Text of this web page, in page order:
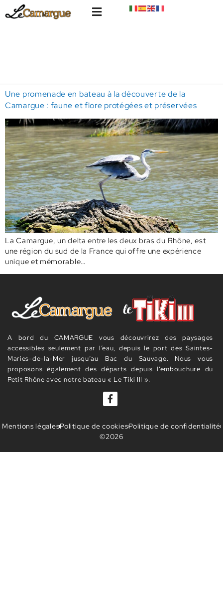
Une promenade en bateau à la découverte de la
Camargue : faune et flore protégées et préservées
La Camargue, un delta entre les deux bras du Rhône, est
une région du sud de la France qui offre une expérience
unique et mémorable…
A bord du CAMARGUE vous découvrirez des paysages
accessibles seulement par l’eau, depuis le port des Saintes-
Maries-de-la-Mer jusqu’au Bac du Sauvage. Nous vous
proposons également des départs depuis l’embouchure du
Petit Rhône avec notre bateau « Le Tiki III ».
Mentions légalesPolitique de cookiesPolitique de confidentialité
©2026